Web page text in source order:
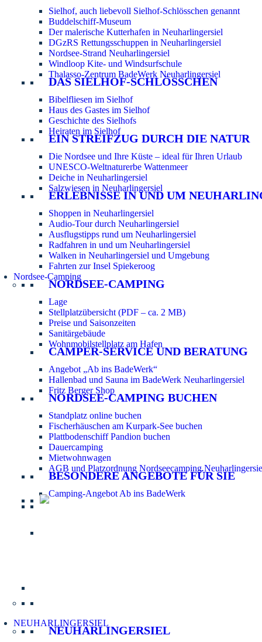
Sielhof, auch liebevoll Sielhof-Schlösschen genannt
Buddelschiff-Museum
Der malerische Kutterhafen in Neuharlingersiel
DGzRS Rettungsschuppen in Neuharlingersiel
Nordsee-Strand Neuharlingersiel
Windloop Kite- und Windsurfschule
Thalasso-Zentrum BadeWerk Neuharlingersiel
DAS SIELHOF-SCHLÖSSCHEN
Bibelfliesen im Sielhof
Haus des Gastes im Sielhof
Geschichte des Sielhofs
Heiraten im Sielhof
EIN STREIFZUG DURCH DIE NATUR
Die Nordsee und Ihre Küste – ideal für Ihren Urlaub
UNESCO-Weltnaturerbe Wattenmeer
Deiche in Neuharlingersiel
Salzwiesen in Neuharlingersiel
ERLEBNISSE IN UND UM
Shoppen in Neuharlingersiel
Audio-Tour durch Neuharlingersiel
Ausflugstipps rund um Neuharlingersiel
Radfahren in und um Neuharlingersiel
Walken in Neuharlingersiel und Umgebung
Fahrten zur Insel Spiekeroog
Nordsee-Camping
NORDSEE-CAMPING
Lage
Stellplatzübersicht (PDF – ca. 2 MB)
Preise und Saisonzeiten
Sanitärgebäude
Wohnmobilstellplatz am Hafen
CAMPER-SERVICE UND BERATUNG
Angebot „Ab ins BadeWerk“
Hallenbad und Sauna im BadeWerk Neuharlingersiel
Fritz Berger Shop
NORDSEE-CAMPING BUCHEN
Standplatz online buchen
Fischerhäuschen am Kurpark-See buchen
Plattbodenschiff Pandion buchen
Dauercamping
Mietwohnwagen
AGB und Platzordnung Nordseecamping
BESONDERE ANGEBOTE FÜR SIE
Camping-Angebot Ab ins BadeWerk
NEUHARLINGERSIEL
NEUHARLINGERSIEL